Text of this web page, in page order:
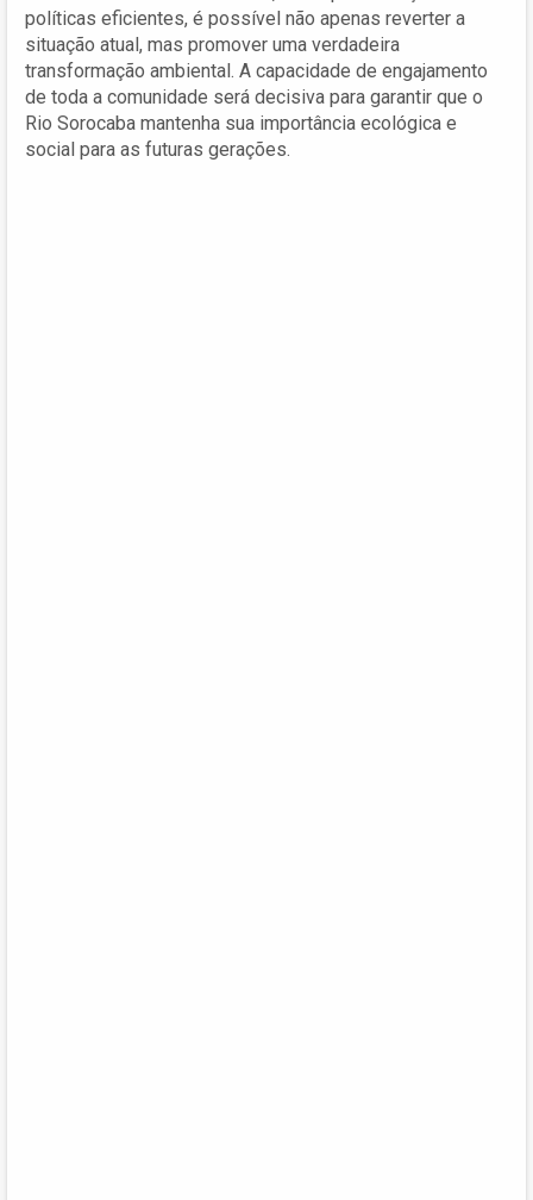
políticas eficientes, é possível não apenas reverter a
situação atual, mas promover uma verdadeira
transformação ambiental. A capacidade de engajamento
de toda a comunidade será decisiva para garantir que o
Rio Sorocaba mantenha sua importância ecológica e
social para as futuras gerações.